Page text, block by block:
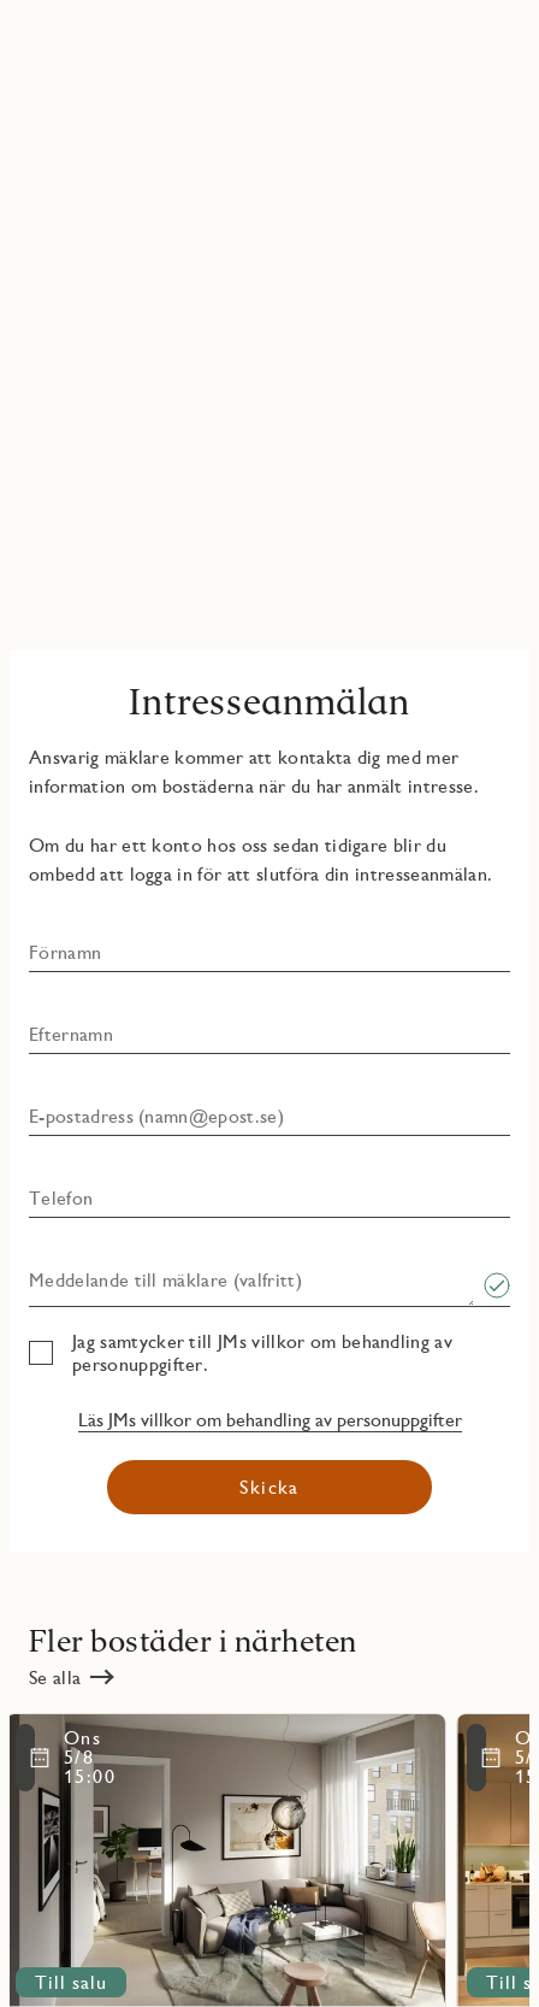
Intresseanmälan
Ansvarig mäklare kommer att kontakta dig med mer
information om bostäderna när du har anmält intresse.
Om du har ett konto hos oss sedan tidigare blir du
ombedd att logga in för att slutföra din intresseanmälan.
Förnamn
Efternamn
E-postadress (namn@epost.se)
Telefon
Meddelande till mäklare (valfritt)
Jag samtycker till JMs villkor om behandling av
personuppgifter.
Läs JMs villkor om behandling av personuppgifter
Skicka
Fler bostäder i närheten
Se alla
Till salu
Ons
5/8
15:00
Läs
mer
objekt
111101
Till
5/
Läs
mer
om
objekt
111301